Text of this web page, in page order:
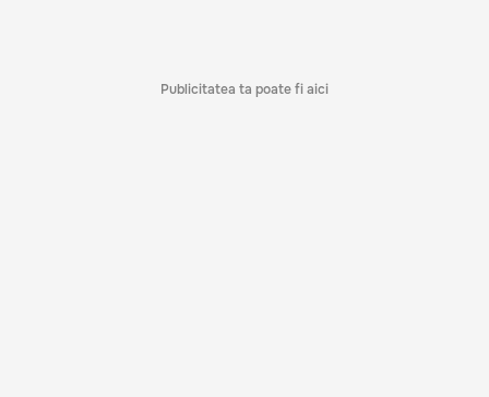
Publicitatea ta poate fi aici